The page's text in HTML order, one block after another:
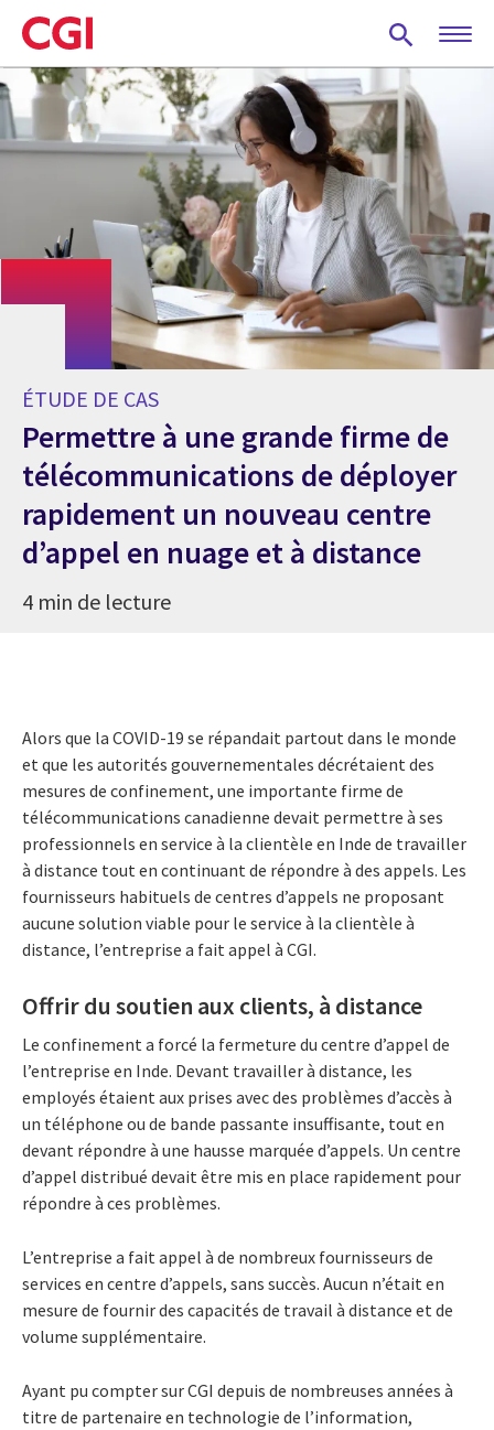
Skip
to
main
content
ÉTUDE DE CAS
Permettre à une grande firme de
télécommunications de déployer
rapidement un nouveau centre
d’appel en nuage et à distance
4 min de lecture
Alors que la COVID-19 se répandait partout dans le monde
et que les autorités gouvernementales décrétaient des
mesures de confinement, une importante firme de
télécommunications canadienne devait permettre à ses
professionnels en service à la clientèle en Inde de travailler
à distance tout en continuant de répondre à des appels. Les
fournisseurs habituels de centres d’appels ne proposant
aucune solution viable pour le service à la clientèle à
distance, l’entreprise a fait appel à CGI.
Offrir du soutien aux clients, à distance
Le confinement a forcé la fermeture du centre d’appel de
l’entreprise en Inde. Devant travailler à distance, les
employés étaient aux prises avec des problèmes d’accès à
un téléphone ou de bande passante insuffisante, tout en
devant répondre à une hausse marquée d’appels. Un centre
d’appel distribué devait être mis en place rapidement pour
répondre à ces problèmes.
L’entreprise a fait appel à de nombreux fournisseurs de
services en centre d’appels, sans succès. Aucun n’était en
mesure de fournir des capacités de travail à distance et de
volume supplémentaire.
Ayant pu compter sur CGI depuis de nombreuses années à
titre de partenaire en technologie de l’information,